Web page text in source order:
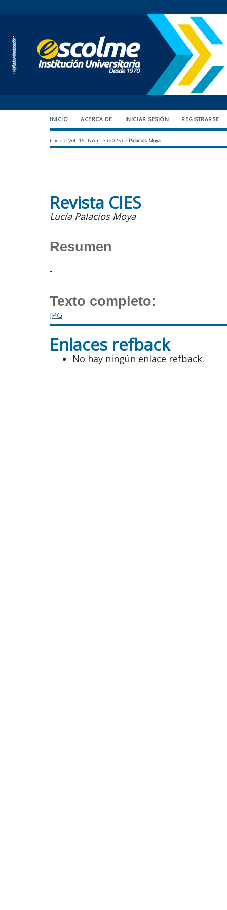
INICIO ACERCA DE INICIAR SESIÓN REGISTRARSE
Inicio > Vol. 16, Núm. 3 (2025) > Palacios Moya
Revista CIES
Lucía Palacios Moya
Resumen
-
Texto completo:
JPG
Enlaces refback
No hay ningún enlace refback.